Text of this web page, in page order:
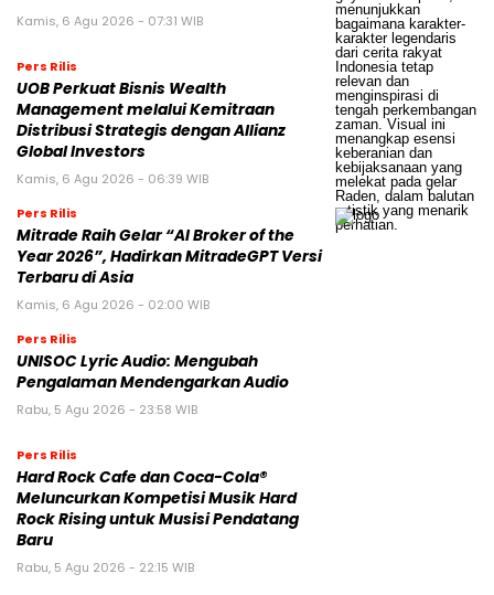
Kamis, 6 Agu 2026 - 07:31 WIB
Pers Rilis
UOB Perkuat Bisnis Wealth
Management melalui Kemitraan
Distribusi Strategis dengan Allianz
Global Investors
Kamis, 6 Agu 2026 - 06:39 WIB
Pers Rilis
Mitrade Raih Gelar “AI Broker of the
Year 2026”, Hadirkan MitradeGPT Versi
Terbaru di Asia
Kamis, 6 Agu 2026 - 02:00 WIB
Pers Rilis
UNISOC Lyric Audio: Mengubah
Pengalaman Mendengarkan Audio
Rabu, 5 Agu 2026 - 23:58 WIB
Pers Rilis
Hard Rock Cafe dan Coca-Cola®
Meluncurkan Kompetisi Musik Hard
Rock Rising untuk Musisi Pendatang
Baru
Rabu, 5 Agu 2026 - 22:15 WIB